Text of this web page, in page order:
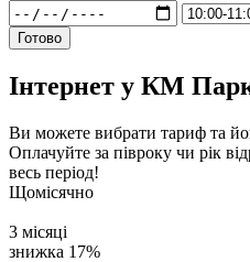
Готово
Інтернет у КМ
Ви можете вибрати тариф та
Оплачуйте за півроку чи рік
весь період!
Щомісячно
3 місяці
знижка 17%